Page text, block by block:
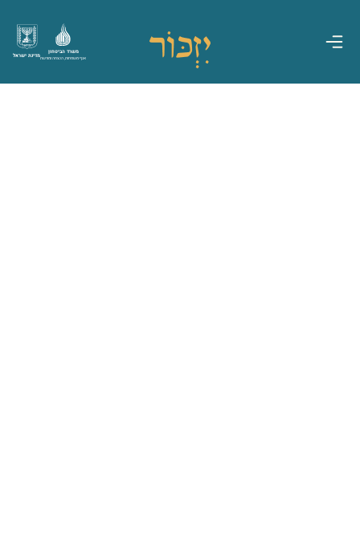
מדינת ישראל
משרד הביטחון
אגף משפחות, הנצחה ומורשת